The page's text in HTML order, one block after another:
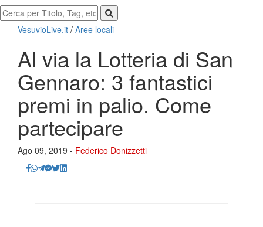
VesuvioLive.it / Aree locali
Al via la Lotteria di San
Gennaro: 3 fantastici
premi in palio. Come
partecipare
Ago 09, 2019 - Federico Donizzetti